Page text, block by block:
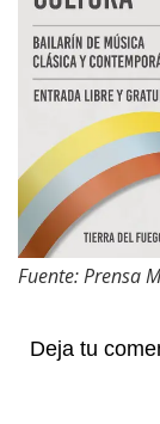
Fuente: Prensa
Deja tu